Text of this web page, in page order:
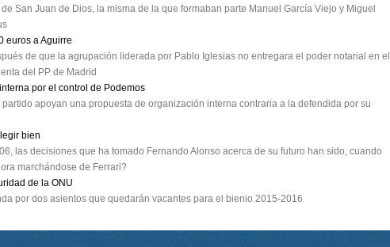
San Juan de Dios, la misma de la que formaban parte Manuel García Viejo y Miguel
euros a Aguirre
de que la agrupación liderada por Pablo Iglesias no entregara el poder notarial en el
del PP de Madrid
por el control de Podemos
apoyan una propuesta de organización interna contraria a la defendida por su
bien
las decisiones que ha tomado Fernando Alonso acerca de su futuro han sido, cuando
marchándose de Ferrari?
de la ONU
por dos asientos que quedarán vacantes para el bienio 2015-2016